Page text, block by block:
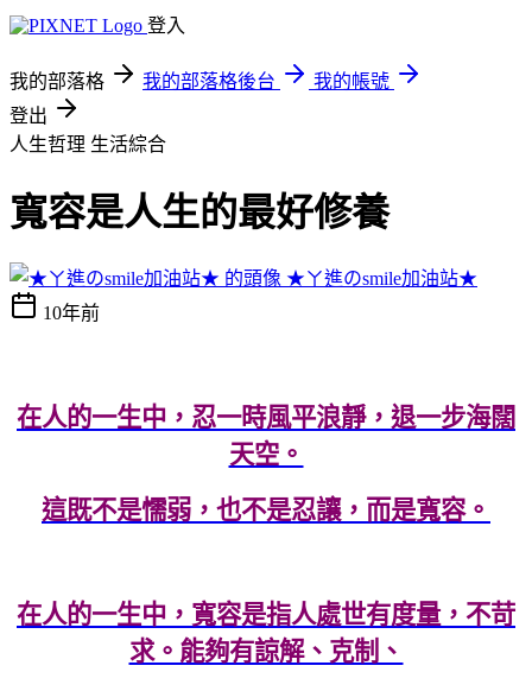
登入
我的部落格 我的部落格後台
我的帳號
登出
人生哲理 生活綜合
寬容是人生的最好修養
★ㄚ進のsmile加油站★
10年前
在人的一生中，忍一時風平浪靜，退一步海闊
天空。
這既不是懦弱，也不是忍讓，而是寬容。
在人的一生中，寬容是指人處世有度量，不苛
求。能夠有諒解、克制、